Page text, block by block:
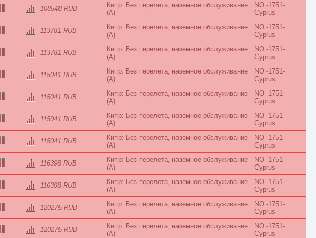
Bay View
Beach
Bosphorus View
Bungalow
Business
Chalet
City View
Club
Comfort
Cottage
Creek View
Deluxe
Different
Eco
Economy
Exclusive
Family
First Floor
108548 RUB
Кипр: Без перелета, наземное обслуживание
(A)
NO -1751-
Cyprus
113781 RUB
Кипр: Без перелета, наземное обслуживание
(A)
NO -1751-
Cyprus
113781 RUB
Кипр: Без перелета, наземное обслуживание
(A)
NO -1751-
Cyprus
115041 RUB
Кипр: Без перелета, наземное обслуживание
(A)
NO -1751-
Cyprus
115041 RUB
Кипр: Без перелета, наземное обслуживание
(A)
NO -1751-
Cyprus
115041 RUB
Кипр: Без перелета, наземное обслуживание
(A)
NO -1751-
Cyprus
115041 RUB
Кипр: Без перелета, наземное обслуживание
(A)
NO -1751-
Cyprus
116398 RUB
Кипр: Без перелета, наземное обслуживание
(A)
NO -1751-
Cyprus
116398 RUB
Кипр: Без перелета, наземное обслуживание
(A)
NO -1751-
Cyprus
120275 RUB
Кипр: Без перелета, наземное обслуживание
(A)
NO -1751-
Cyprus
120275 RUB
Кипр: Без перелета, наземное обслуживание
(A)
NO -1751-
Cyprus